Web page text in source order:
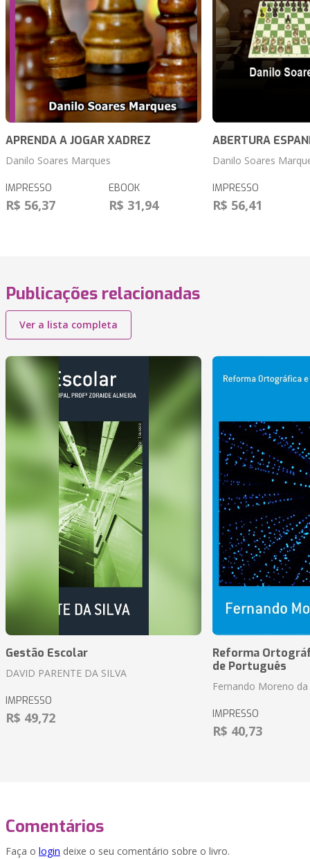
APRENDA A JOGAR XADREZ
Danilo Soares Marques
IMPRESSO
R$ 56,37
EBOOK
R$ 31,94
ABERTURA
Danilo Soares
IMPRESSO
R$ 56,41
Publicações relacionadas
Ver a lista completa
Gestão Escolar
DAVID PARENTE DA SILVA
IMPRESSO
R$ 49,72
Reforma
de Português
Fernando Moreno da
IMPRESSO
R$ 40,73
Comentários
Faça o login deixe o seu comentário sobre o livro.